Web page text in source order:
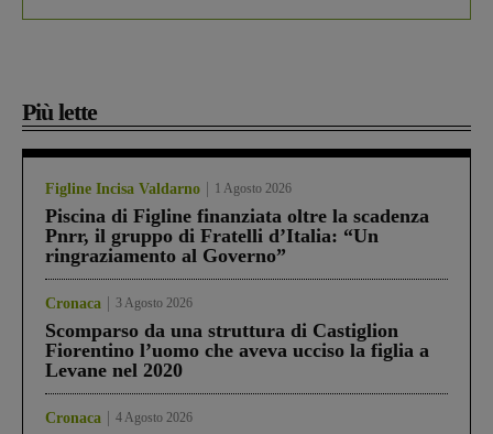
Più lette
Figline Incisa Valdarno 1 Agosto 2026
Piscina di Figline finanziata oltre la scadenza
Pnrr, il gruppo di Fratelli d’Italia: “Un
ringraziamento al Governo”
Cronaca 3 Agosto 2026
Scomparso da una struttura di Castiglion
Fiorentino l’uomo che aveva ucciso la figlia a
Levane nel 2020
Cronaca 4 Agosto 2026